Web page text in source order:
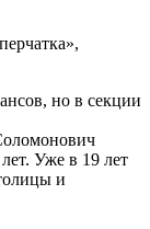
но в секции
Уже в 19 лет
и